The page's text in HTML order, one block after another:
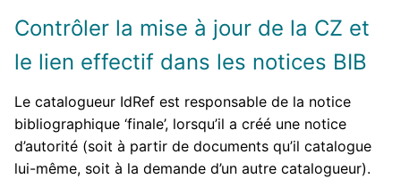
Contrôler la mise à jour de la CZ et
le lien effectif dans les notices BIB
Le catalogueur IdRef est responsable de la notice
bibliographique ‘finale’, lorsqu’il a créé une notice
d’autorité (soit à partir de documents qu’il catalogue
lui-même, soit à la demande d’un autre catalogueur).